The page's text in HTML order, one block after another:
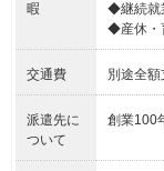
暇
◆継続就
◆産休・
交通費 別途全額
派遣先に
ついて
創業100